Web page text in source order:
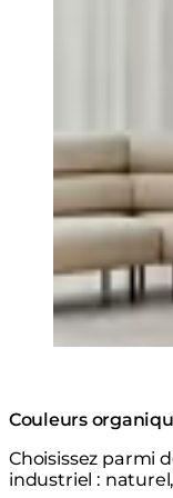
Couleurs
Choisissez parmi
industriel :